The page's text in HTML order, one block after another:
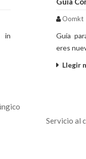
in
Oomkt
Guía
eres
Llegir
Servicio al